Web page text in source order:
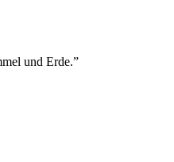
und Erde.”